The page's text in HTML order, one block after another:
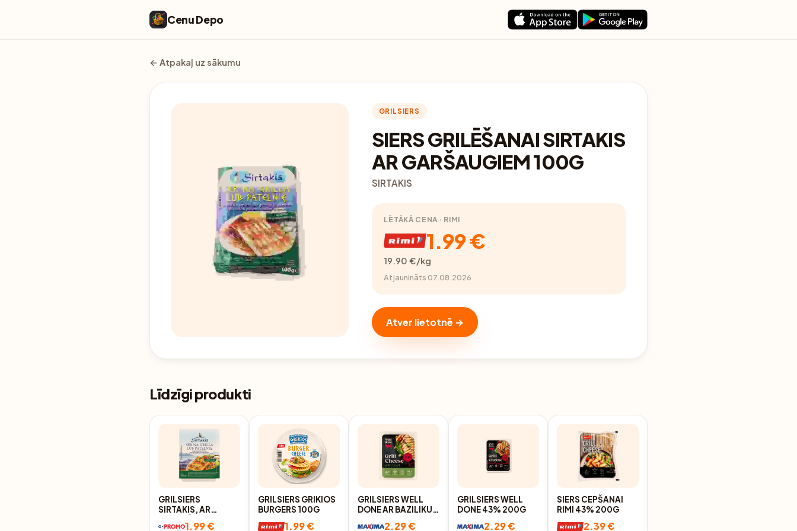
Cenu Depo
← Atpakaļ uz sākumu
GRILSIERS
SIERS GRILĒŠANAI SIRTAKIS
AR GARŠAUGIEM 100G
SIRTAKIS
LĒTĀKĀ CENA · RIMI
1.99 €
19.90 €/kg
Atjaunināts 07.08.2026
Atver lietotnē →
Līdzīgi produkti
GRILSIERS
SIRTAKIS, AR
1.99 €
GRILSIERS GRIKIOS
BURGERS 100G
1.99 €
GRILSIERS WELL
DONE AR BAZILIKU
2.29 €
GRILSIERS WELL
DONE 43% 200G
2.29 €
SIERS CEPŠANAI
RIMI 43% 200G
2.39 €